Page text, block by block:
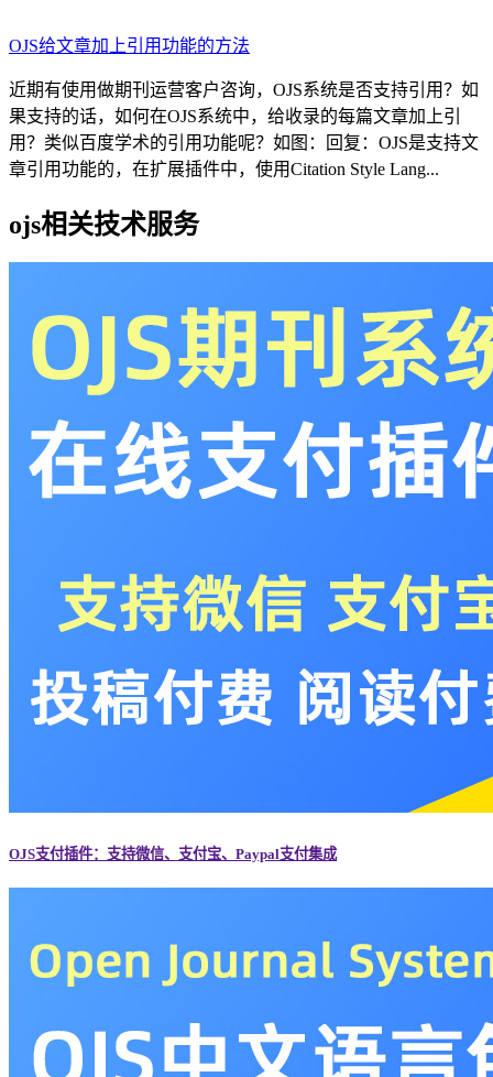
OJS给文章加上引用功能的方法
近期有使用做期刊运营客户咨询，OJS系统是否支持引用？如
果支持的话，如何在OJS系统中，给收录的每篇文章加上引
用？类似百度学术的引用功能呢？如图：回复：OJS是支持文
章引用功能的，在扩展插件中，使用Citation Style Lang...
ojs相关技术服务
OJS支付插件：支持微信、支付宝、Paypal支付集成